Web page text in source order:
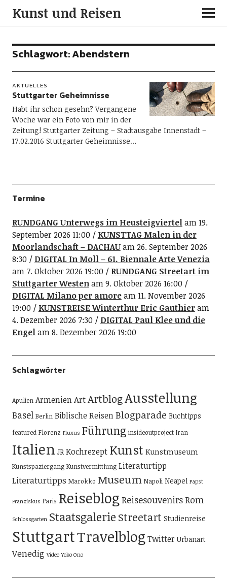
Kunst und Reisen
Schlagwort:Abendstern
AKTUELLES
Stuttgarter Geheimnisse
Habt ihr schon gesehn? Vergangene
Woche war ein Foto von mir in der
Zeitung! Stuttgarter Zeitung – Stadtausgabe Innenstadt –
17.02.2016 Stuttgarter Geheimnisse…
Termine
RUNDGANG Unterwegs im Heusteigviertelam 19.
September 2026 11:00
KUNSTTAG Malen in der
Moorlandschaft – DACHAUam 26. September 2026
8:30
DIGITAL In Moll – 61. Biennale Arte Venezia
am 7. Oktober 2026 19:00
RUNDGANG Streetart im
Stuttgarter Westenam 9. Oktober 2026 16:00
DIGITAL Milano per amoream 11. November 2026
19:00
KUNSTREISE Winterthur Eric Gauthieram
4. Dezember 2026 7:30
DIGITAL Paul Klee und die
Engelam 8. Dezember 2026 19:00
Schlagwörter
Apulien ArmenienArtArtblogAusstellung
Basel Berlin Biblische ReisenBlogparade Buchtipps
featured Florenz Fluxus Führung insideoutproject Iran
Italien JR Kochrezept Kunst Kunstmuseum
Kunstspaziergang Kunstvermittlung Literaturtipp
Literaturtipps Marokko Museum Napoli Neapel Papst
Franziskus Paris Reiseblog ReisesouvenirsRom
Schlossgarten Staatsgalerie Streetart Studienreise
StuttgartTravelblog Twitter Urbanart
Venedig Video Yoko Ono